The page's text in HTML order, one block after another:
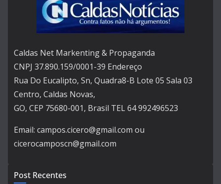
Caldas Net Markenting & Propaganda
CNPJ 37.890.159/0001-39 Endereço
Rua Do Eucalipto, Sn, Quadra8-B Lote 05 Sala 03
Centro, Caldas Novas,
GO, CEP 75680-001, Brasil TEL 64 992496523
Email: campos.cicero@gmail.com ou
cicerocamposcn@gmail.com
Post Recentes